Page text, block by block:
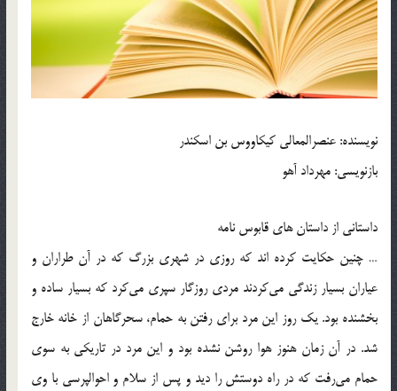
نویسنده: عنصرالمعالی کیکاووس بن اسکندر
بازنویسی: مهرداد آهو
داستانی از داستان های قابوس نامه
… چنین حکایت کرده اند که روزی در شهری بزرگ که در آن طراران و
عیاران بسیار زندگی می‌کردند مردی روزگار سپری می‌کرد که بسیار ساده و
بخشنده بود. یک روز این مرد برای رفتن به حمام، سحرگاهان از خانه خارج
شد. در آن زمان هنوز هوا روشن نشده بود و این مرد در تاریکی به سوی
حمام می‌رفت که در راه دوستش را دید و پس از سلام و احوالپرسی با وی